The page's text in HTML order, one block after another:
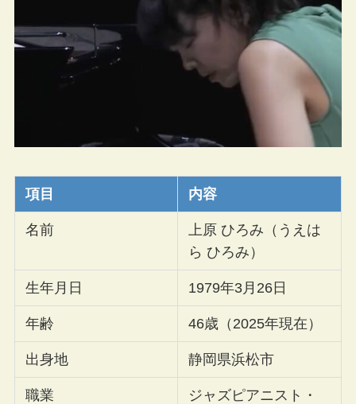
項目 内容
名前
上原 ひろみ（うえは
ら ひろみ）
生年月日 1979年3月26日
年齢 46歳（2025年現在）
出身地 静岡県浜松市
職業
ジャズピアニスト・